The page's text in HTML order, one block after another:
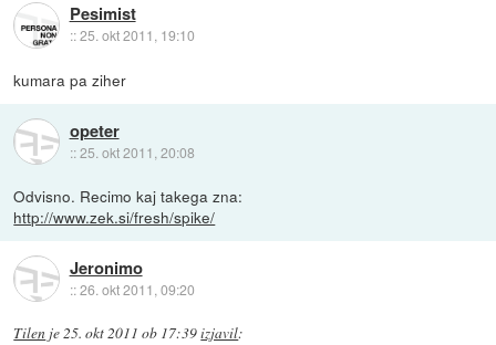
Pesimist
::25. okt 2011, 19:10
kumara pa ziher
opeter
::25. okt 2011, 20:08
Odvisno. Recimo kaj takega zna:
http://www.zek.si/fresh/spike/
Jeronimo
::26. okt 2011, 09:20
Tilen je25. okt 2011 ob 17:39izjavil: